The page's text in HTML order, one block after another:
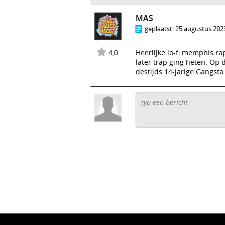
4,0
MAS
geplaatst:25 augustus
Heerlijke lo-fi memphis
later trap ging heten. Op
destijds 14-jarige